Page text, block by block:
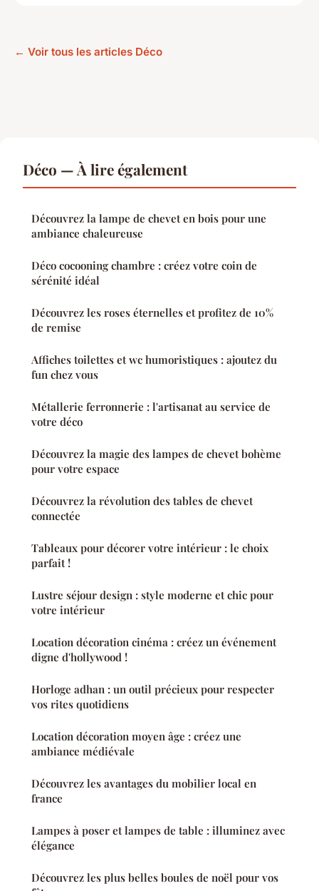
← Voir tous les articles Déco
Déco — À lire également
Découvrez la lampe de chevet en bois pour une
ambiance chaleureuse
Déco cocooning chambre : créez votre coin de
sérénité idéal
Découvrez les roses éternelles et profitez de 10%
de remise
Affiches toilettes et wc humoristiques : ajoutez du
fun chez vous
Métallerie ferronnerie : l'artisanat au service de
votre déco
Découvrez la magie des lampes de chevet bohème
pour votre espace
Découvrez la révolution des tables de chevet
connectée
Tableaux pour décorer votre intérieur : le choix
parfait !
Lustre séjour design : style moderne et chic pour
votre intérieur
Location décoration cinéma : créez un événement
digne d'hollywood !
Horloge adhan : un outil précieux pour respecter
vos rites quotidiens
Location décoration moyen âge : créez une
ambiance médiévale
Découvrez les avantages du mobilier local en
france
Lampes à poser et lampes de table : illuminez avec
élégance
Découvrez les plus belles boules de noël pour vos